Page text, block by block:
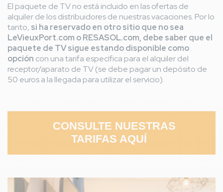
El paquete de TV no está incluido en las ofertas de
alquiler de los distribuidores de nuestras vacaciones. Por lo
tanto, si ha reservado en otro sitio que no sea
LeVieuxPort.com o RESASOL.com, debe saber que el
paquete de TV sigue estando disponible como
opción con una tarifa específica para el alquiler del
receptor/aparato de TV (se debe pagar un depósito de
50 euros a la llegada para utilizar el servicio).
CONSULTE NUESTRAS
TARIFAS AQUÍ
Imagen